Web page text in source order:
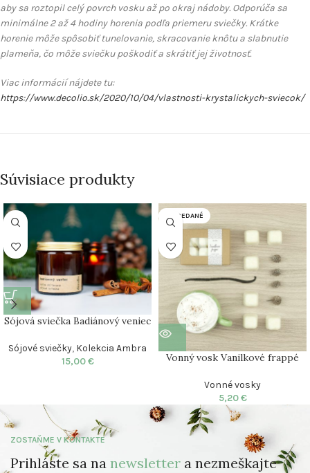
aby sa roztopil celý povrch vosku až po okraj nádoby. Odporúča sa
minimálne 2 až 4 hodiny horenia podľa priemeru sviečky. Krátke
horenie môže spôsobiť tunelovanie, skracovanie knôtu a slabnutie
plameňa, čo môže sviečku poškodiť a skrátiť jej životnosť.
Viac informácií nájdete tu:
https://www.decolio.sk/2020/10/04/vlastnosti-krystalickych-sviecok/
Súvisiace produkty
Sójová sviečka Badiánový veniec
Sójové sviečky, Kolekcia Ambra
15,00€
VYPREDANÉ
Vonný vosk Vanilkové frappé
Vonné vosky
5,20€
ZOSTAŇME V KONTAKTE
Prihláste sa na newsletter a nezmeškajte